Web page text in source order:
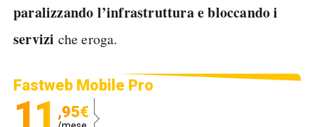
paralizzando l’infrastruttura e bloccando i
servizi che eroga.
Fastweb Mobile Pro
11 ,95€